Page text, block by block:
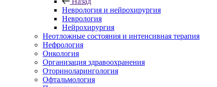
Неврология и нейрохирургия
Неврология
Нейрохирургия
Неотложные состояния и интенсивная терапия
Нефрология
Онкология
Организация здравоохранения
Оториноларингология
Офтальмология